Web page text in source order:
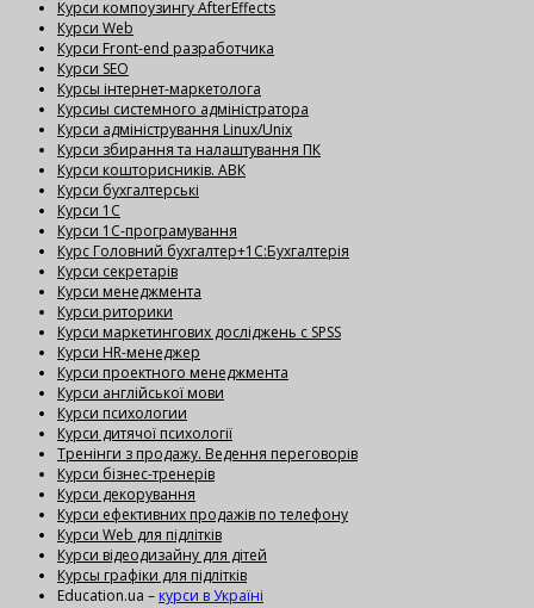
Курси компоузингу AfterEffects
Курси Web
Курси Front-end разработчика
Курси SEO
Курсы інтернет-маркетолога
Курсиы системного адміністратора
Курси адміністрування Linux/Unix
Курси збирання та налаштування ПК
Курси кошторисників. АВК
Курси бухгалтерські
Курси 1С
Курси 1С-програмування
Курс Головний бухгалтер+1С:Бухгалтерія
Курси секретарів
Курси менеджмента
Курси риторики
Курси маркетингових досліджень с SPSS
Курси HR-менеджер
Курси проектного менеджмента
Курси англійської мови
Курси психологии
Курси дитячої психології
Тренінги з продажу. Ведення переговорів
Курси бізнес-тренерів
Курси декорування
Курси ефективних продажів по телефону
Курси Web для підлітків
Курси відеодизайну для дітей
Курсы графіки для підлітків
Education.ua – курси в Україні